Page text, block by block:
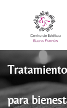
para